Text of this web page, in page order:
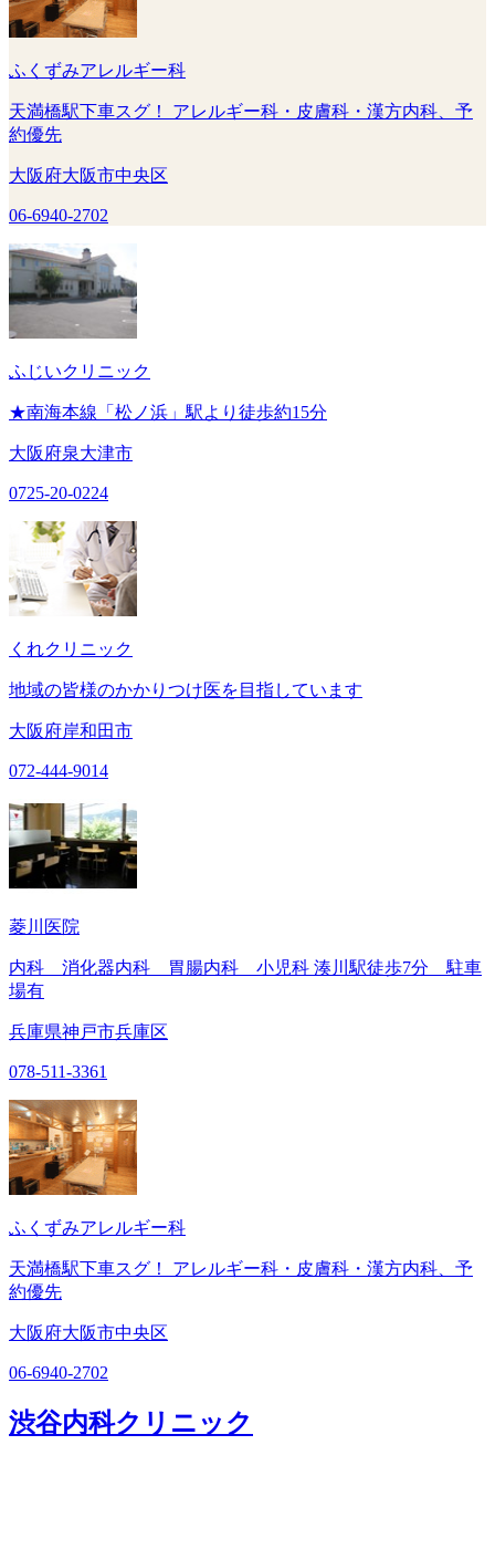
ふくずみアレルギー科
天満橋駅下車スグ！ アレルギー科・皮膚科・漢方内科、予
約優先
大阪府大阪市中央区
06-6940-2702
ふじいクリニック
★南海本線「松ノ浜」駅より徒歩約15分
大阪府泉大津市
0725-20-0224
くれクリニック
地域の皆様のかかりつけ医を目指しています
大阪府岸和田市
072-444-9014
菱川医院
内科 消化器内科 胃腸内科 小児科 湊川駅徒歩7分 駐車
場有
兵庫県神戸市兵庫区
078-511-3361
ふくずみアレルギー科
天満橋駅下車スグ！ アレルギー科・皮膚科・漢方内科、予
約優先
大阪府大阪市中央区
06-6940-2702
渋谷内科クリニック